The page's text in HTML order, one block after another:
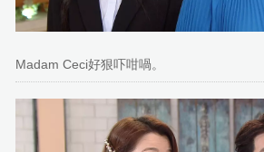
Madam Ceci好狠吓咁喎。